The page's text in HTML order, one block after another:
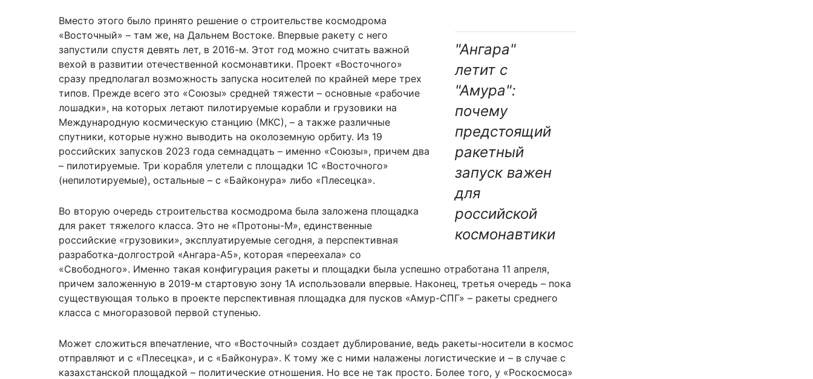
"Ангара"
летит с
"Амура":
почему
предстоящий
ракетный
запуск важен
для
российской
космонавтики
Вместо этого было принято решение о строительстве космодрома
«Восточный» – там же, на Дальнем Востоке. Впервые ракету с него
запустили спустя девять лет, в 2016-м. Этот год можно считать важной
вехой в развитии отечественной космонавтики. Проект «Восточного»
сразу предполагал возможность запуска носителей по крайней мере трех
типов. Прежде всего это «Союзы» средней тяжести – основные «рабочие
лошадки», на которых летают пилотируемые корабли и грузовики на
Международную космическую станцию (МКС), – а также различные
спутники, которые нужно выводить на околоземную орбиту. Из 19
российских запусков 2023 года семнадцать – именно «Союзы», причем два
– пилотируемые. Три корабля улетели с площадки 1С «Восточного»
(непилотируемые), остальные – с «Байконура» либо «Плесецка».
Во вторую очередь строительства космодрома была заложена площадка
для ракет тяжелого класса. Это не «Протоны-М», единственные
российские «грузовики», эксплуатируемые сегодня, а перспективная
разработка-долгострой «Ангара-А5», которая «переехала» со
«Свободного». Именно такая конфигурация ракеты и площадки была успешно отработана 11 апреля,
причем заложенную в 2019-м стартовую зону 1А использовали впервые. Наконец, третья очередь – пока
существующая только в проекте перспективная площадка для пусков «Амур-СПГ» – ракеты среднего
класса с многоразовой первой ступенью.
Может сложиться впечатление, что «Восточный» создает дублирование, ведь ракеты-носители в космос
отправляют и с «Плесецка», и с «Байконура». К тому же с ними налажены логистические и – в случае с
казахстанской площадкой – политические отношения. Но все не так просто. Более того, у «Роскосмоса»